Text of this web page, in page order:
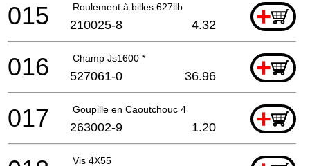
Roulement à billes 627llb +
015 210025-8 4.32
Champ Js1600 * +
016 527061-0 36.96
Goupille en Caoutchouc 4 +
017 263002-9 1.20
Vis 4X55